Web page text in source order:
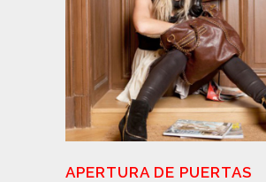
APERTURA DE PUERTAS